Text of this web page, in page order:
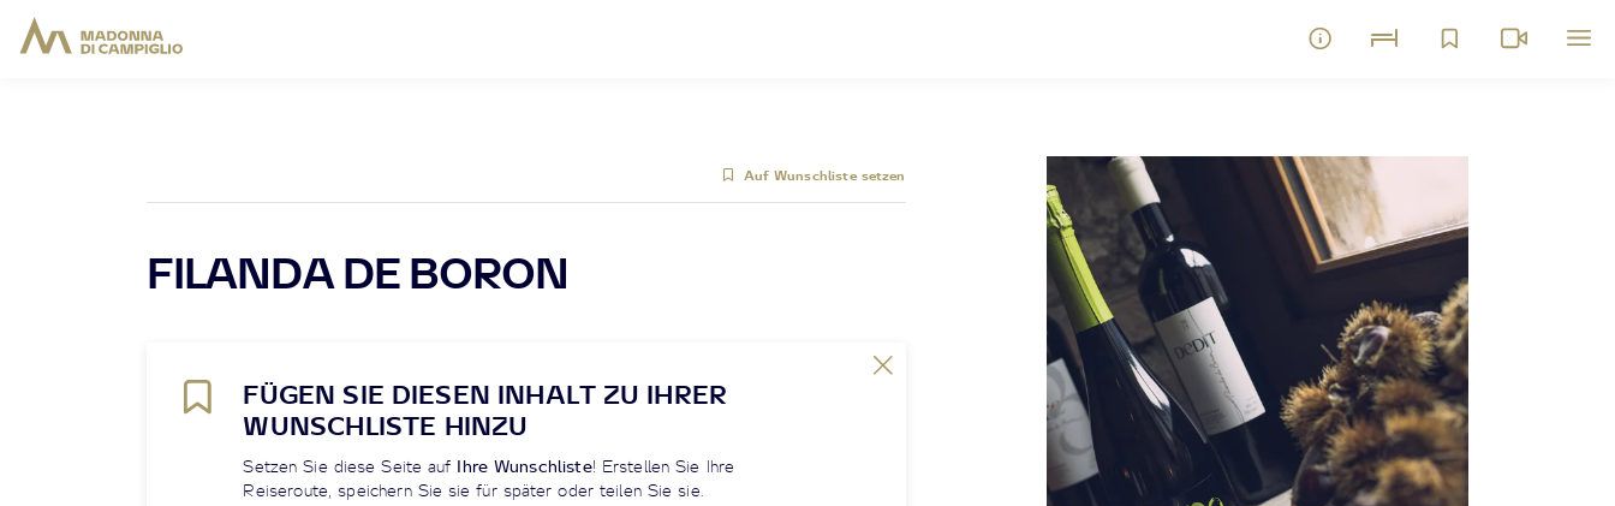
Auf Wunschliste setzen
FILANDA DE BORON
FÜGEN SIE DIESEN INHALT ZU IHRER
WUNSCHLISTE HINZU
Setzen Sie diese Seite auf Ihre Wunschliste! Erstellen Sie Ihre
Reiseroute, speichern Sie sie für später oder teilen Sie sie.